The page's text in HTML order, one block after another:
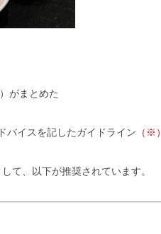
がまとめた
バイスを記したガイドライン （※）
て、以下が推奨されています。